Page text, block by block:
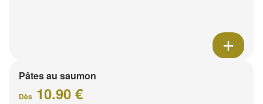
Pâtes au saumon
Dès 10.90 €